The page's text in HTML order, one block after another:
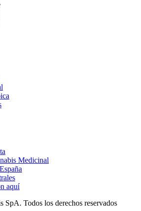
Medicinal
aquí
SpA. Todos los derechos reservados